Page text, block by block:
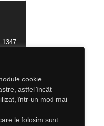
cookie
astfel încât
într-un mod mai
le folosim sunt
1347
825